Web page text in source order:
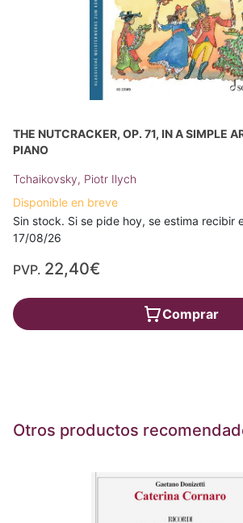
THE NUTCRACKER, OP. 71, IN A SIMPLE
PIANO
Tchaikovsky, Piotr Ilych
Disponible en breve
Sin stock. Si se pide hoy, se estima recibir
17/08/26
PVP. 22,40€
Comprar
Otros productos